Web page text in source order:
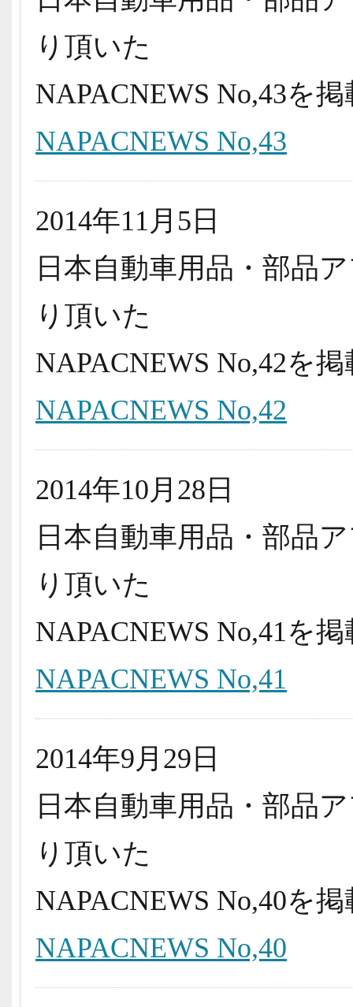
り頂いた
NAPACNEWS No,43を
NAPACNEWS No,43
2014年11月5日
日本自動車用品・部品
り頂いた
NAPACNEWS No,42を
NAPACNEWS No,42
2014年10月28日
日本自動車用品・部品
り頂いた
NAPACNEWS No,41を
NAPACNEWS No,41
2014年9月29日
日本自動車用品・部品
り頂いた
NAPACNEWS No,40を
NAPACNEWS No,40